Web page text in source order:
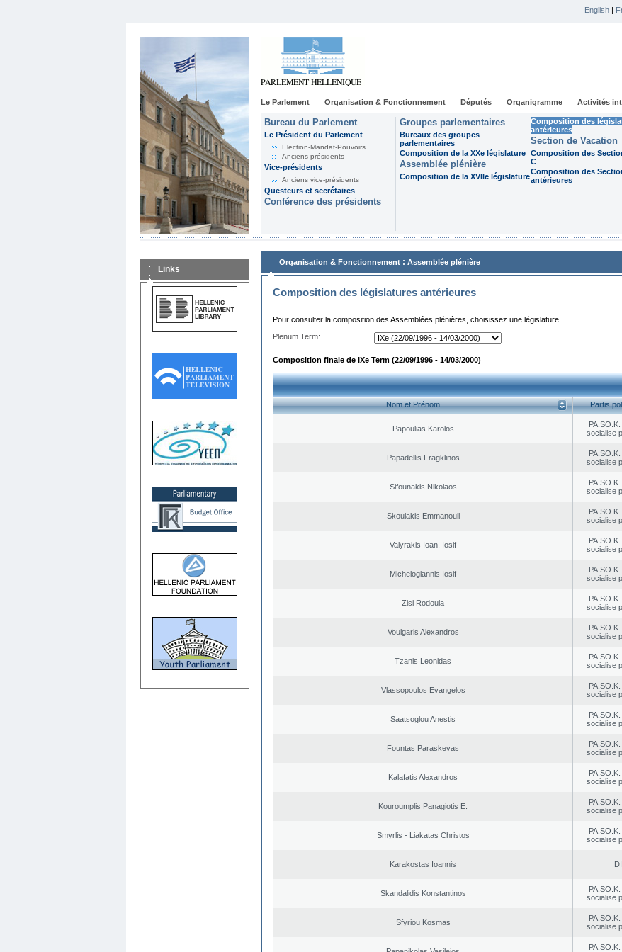
English |
Le Parlement Organisation & Fonctionnement Députés Organigramme Activités
Bureau du Parlement
Le Président du Parlement
Election-Mandat-Pouvoirs
Anciens présidents
Vice-présidents
Anciens vice-présidents
Questeurs et secrétaires
Conférence des présidents
Groupes parlementaires
Bureaux des groupes
parlementaires
Composition de la XXe législature
Assemblée plénière
Composition de la XVIIe législature
Composition des
antérieures
Section de Vacation
Composition des
C
Composition des
antérieures
Links
Organisation & Fonctionnement : Assemblée plénière
Composition des législatures antérieures
Pour consulter la composition des Assemblées plénières, choisissez une législature
Plenum Term:
Composition finale de IXe Term (22/09/1996 - 14/03/2000)
Nom et Prénom Partis
Papoulias Karolos
socialise
Papadellis Fragklinos
socialise
Sifounakis Nikolaos
socialise
Skoulakis Emmanouil
socialise
Valyrakis Ioan. Iosif
socialise
Michelogiannis Iosif
socialise
Zisi Rodoula
socialise
Voulgaris Alexandros
socialise
Tzanis Leonidas
socialise
Vlassopoulos Evangelos
socialise
Saatsoglou Anestis
socialise
Fountas Paraskevas
socialise
Kalafatis Alexandros
socialise
Kouroumplis Panagiotis E.
socialise
Smyrlis - Liakatas Christos
socialise
Karakostas Ioannis
Skandalidis Konstantinos
socialise
Sfyriou Kosmas
socialise